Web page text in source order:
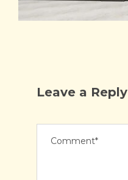
Leave a Reply